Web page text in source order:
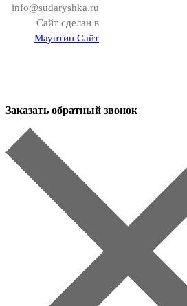
info@sudaryshka.ru
Сайт сделан в
Маунтин Сайт
Заказать обратный звонок